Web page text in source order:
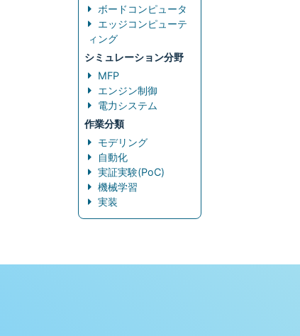
ボードコンピュータ
エッジコンピューテ
ィング
シミュレーション分野
MFP
エンジン制御
電力システム
作業分類
モデリング
自動化
実証実験(PoC)
機械学習
実装